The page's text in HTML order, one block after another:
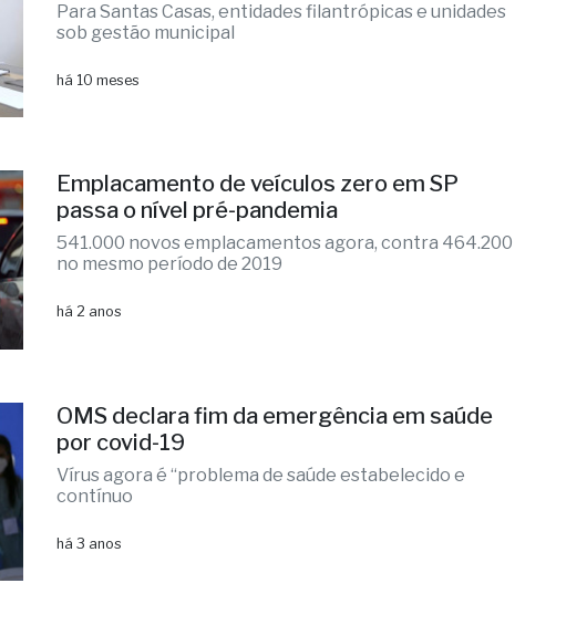
Para Santas Casas, entidades filantrópicas e unidades
sob gestão municipal
há 10 meses
Emplacamento de veículos zero em SP
passa o nível pré-pandemia
541.000 novos emplacamentos agora, contra 464.200
no mesmo período de 2019
há 2 anos
OMS declara fim da emergência em saúde
por covid-19
Vírus agora é “problema de saúde estabelecido e
contínuo
há 3 anos